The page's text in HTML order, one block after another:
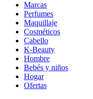
Marcas
Perfumes
Maquillaje
Cosméticos
Cabello
K-Beauty
Hombre
Bebés y niños
Hogar
Ofertas